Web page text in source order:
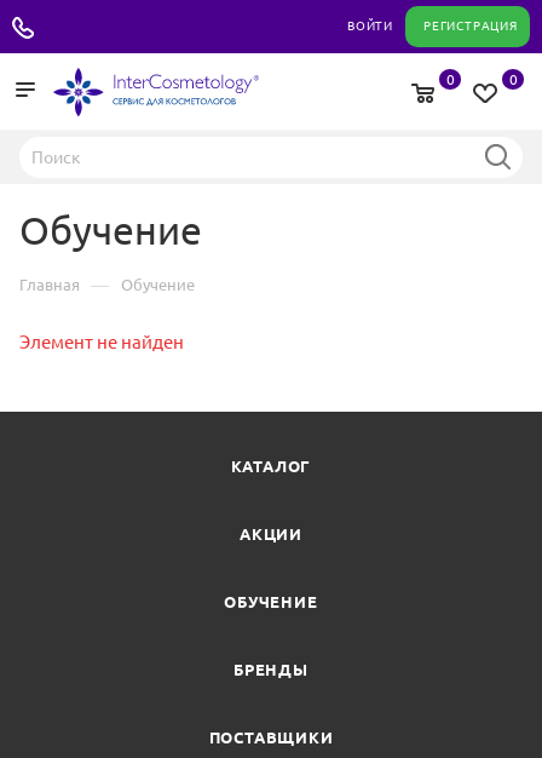
ВОЙТИ РЕГИСТРАЦИЯ
0
0
Обучение
Главная — Обучение
Элемент не найден
КАТАЛОГ
АКЦИИ
ОБУЧЕНИЕ
БРЕНДЫ
ПОСТАВЩИКИ